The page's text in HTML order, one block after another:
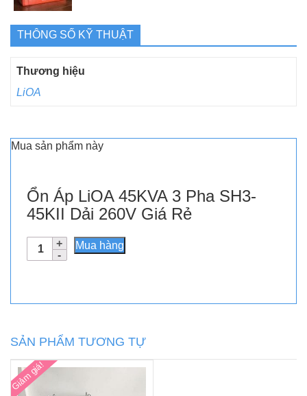
THÔNG SỐ KỸ THUẬT
Thương hiệu
LiOA
Mua sản phẩm này
Ổn Áp LiOA 45KVA 3 Pha SH3-
45KII Dải 260V Giá Rẻ
Ổn
Áp
3
45KII
Dải
260V
Giá
Mua hàng
SẢN PHẨM TƯƠNG TỰ
Giảm giá!